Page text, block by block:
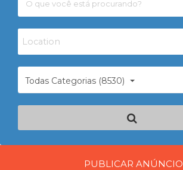
Todas Categorias (8530)
PUBLICAR ANÚNCIO